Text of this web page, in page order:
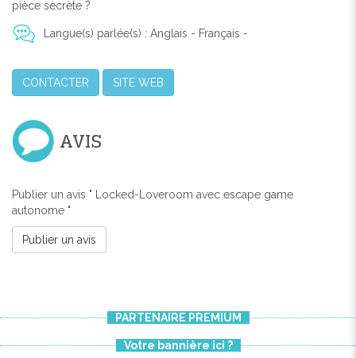
pièce secrète ?
Langue(s) parlée(s) : Anglais - Français -
CONTACTER SITE WEB
AVIS
Publier un avis " Locked-Loveroom avec escape game
autonome "
Publier un avis
PARTENAIRE PREMIUM
Votre bannière ici ?